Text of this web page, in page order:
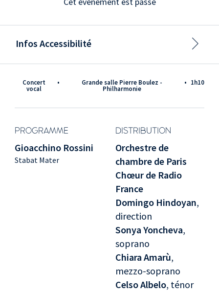
Concert
vocal
• Grande salle Pierre Boulez -
Philharmonie
• 1h10
PROGRAMME DISTRIBUTION
Gioacchino Rossini
Stabat Mater
Orchestre de
chambre de Paris
Chœur de Radio
France
Domingo Hindoyan,
direction
Sonya Yoncheva,
soprano
Chiara Amarù,
mezzo-soprano
Celso Albelo, ténor
Infos Accessibilité